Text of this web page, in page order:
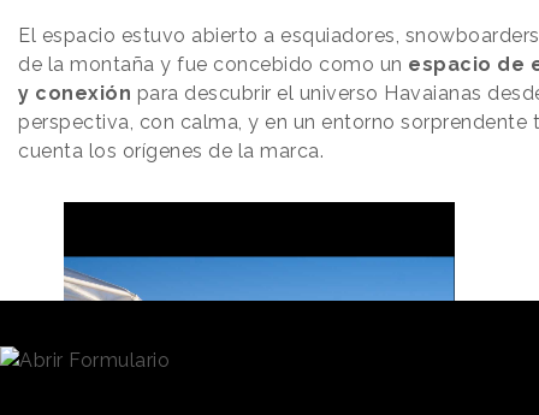
El espacio estuvo abierto a esquiadores,
de la montaña y fue concebido como un espacio de
y conexión para descubrir el universo Havaianas
perspectiva, con calma, y en un entorno sorprendente
cuenta los orígenes de la marca.